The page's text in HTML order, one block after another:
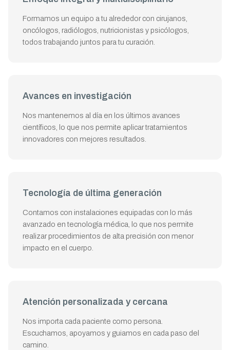
Formamos un equipo a tu alrededor con cirujanos,
oncólogos, radiólogos, nutricionistas y psicólogos,
todos trabajando juntos para tu curación.
Avances en investigación
Nos mantenemos al día en los últimos avances
científicos, lo que nos permite aplicar tratamientos
innovadores con mejores resultados.
Tecnología de última generación
Contamos con instalaciones equipadas con lo más
avanzado en tecnología médica, lo que nos permite
realizar procedimientos de alta precisión con menor
impacto en el cuerpo.
Atención personalizada y cercana
Nos importa cada paciente como persona.
Escuchamos, apoyamos y guiamos en cada paso del
camino.